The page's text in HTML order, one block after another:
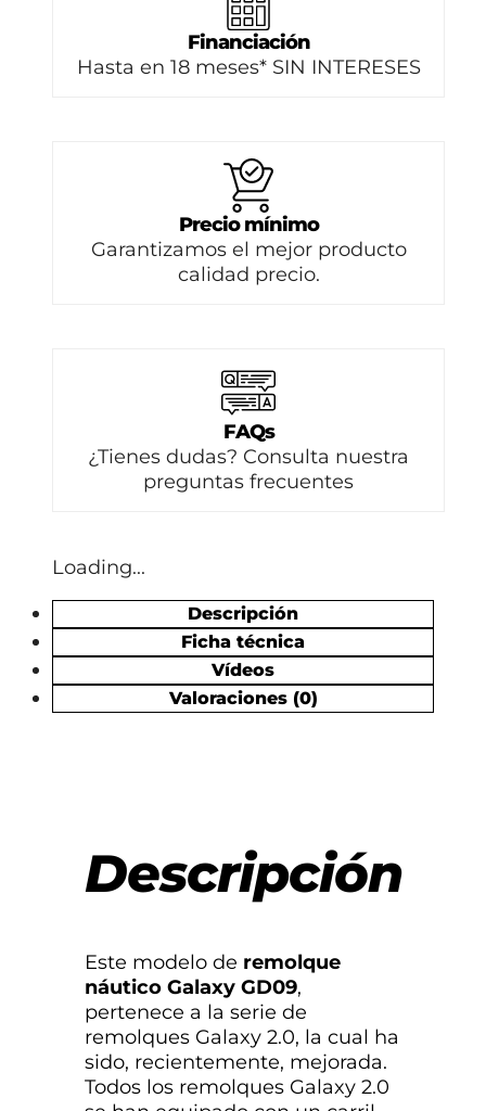
Financiación
Hasta en 18 meses* SIN INTERESES
Precio mínimo
Garantizamos el mejor producto
calidad precio.
FAQs
¿Tienes dudas? Consulta nuestra
preguntas frecuentes
Loading...
Descripción
Ficha técnica
Vídeos
Valoraciones (0)
Descripción
Este modelo de remolque
náutico Galaxy GD09,
pertenece a la serie de
remolques Galaxy 2.0, la cual ha
sido, recientemente, mejorada.
Todos los remolques Galaxy 2.0